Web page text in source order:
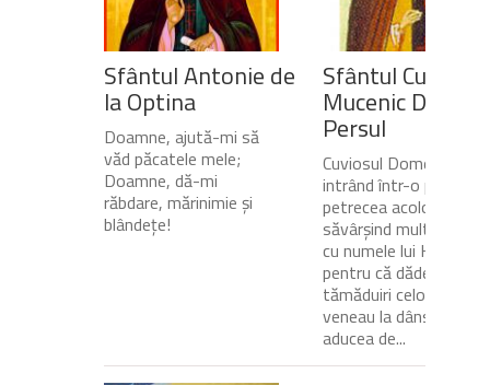
Sfântul Antonie de
la Optina
Doamne, ajută-mi să
văd păcatele mele;
Doamne, dă-mi
răbdare, mărinimie şi
blândeţe!
Sfântul Cuvios
Mucenic
Persul
Cuviosul Dometie
intrând într-o peșteră,
petrecea acolo
săvârșind multe minuni
cu numele lui Hristos,
pentru că dădea
tămăduiri celor ce
veneau la dânsul și îi
aducea de...